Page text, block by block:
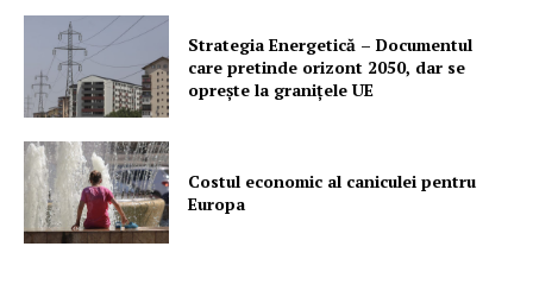
Strategia Energetică – Documentul
care pretinde orizont 2050, dar se
oprește la granițele UE
Costul economic al caniculei pentru
Europa